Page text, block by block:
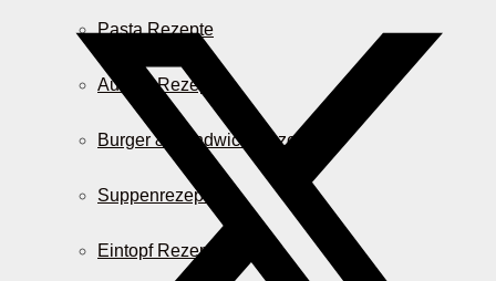
Pasta Rezepte
Auflauf Rezepte
Burger & Sandwich Rezepte
Suppenrezepte
Eintopf Rezepte